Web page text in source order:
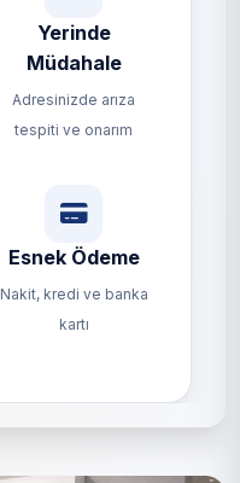
Yerinde
Müdahale
Adresinizde arıza
tespiti ve onarım
Esnek Ödeme
Nakit, kredi ve banka
kartı